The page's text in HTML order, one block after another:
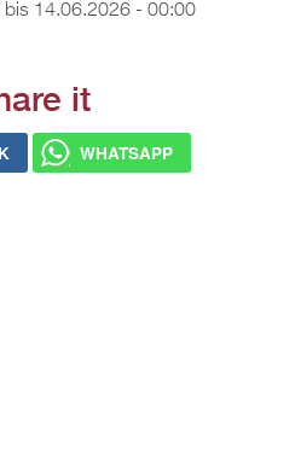
bis 14.06.2026 - 00:00
it
WHATSAPP